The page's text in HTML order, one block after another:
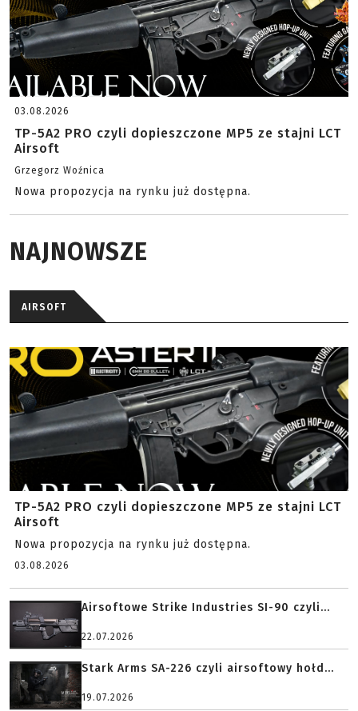
03.08.2026
TP-5A2 PRO czyli dopieszczone MP5 ze stajni LCT
Airsoft
Grzegorz Woźnica
Nowa propozycja na rynku już dostępna.
NAJNOWSZE
AIRSOFT
TP-5A2 PRO czyli dopieszczone MP5 ze stajni LCT
Airsoft
Nowa propozycja na rynku już dostępna.
03.08.2026
Airsoftowe Strike Industries SI-90 czyli...
22.07.2026
Stark Arms SA-226 czyli airsoftowy hołd...
19.07.2026